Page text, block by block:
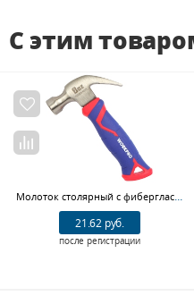
С этим
Молоток столярный с фиберглассовой рукояткой 225гр короткий WP241008 WORKPRO
21.62 руб.
после регистрации